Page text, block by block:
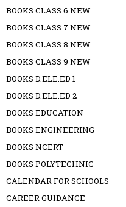
BOOKS CLASS 6 NEW
BOOKS CLASS 7 NEW
BOOKS CLASS 8 NEW
BOOKS CLASS 9 NEW
BOOKS D.ELE.ED 1
BOOKS D.ELE.ED 2
BOOKS EDUCATION
BOOKS ENGINEERING
BOOKS NCERT
BOOKS POLYTECHNIC
CALENDAR FOR SCHOOLS
CAREER GUIDANCE